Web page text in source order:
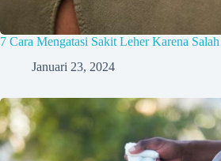
7 Cara Mengatasi Sakit Leher Karena
Januari 23, 2024